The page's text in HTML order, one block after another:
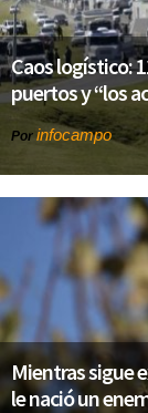
Caos logístico:
puertos y “los
Por infocampo
Mientras sigue
le nació un